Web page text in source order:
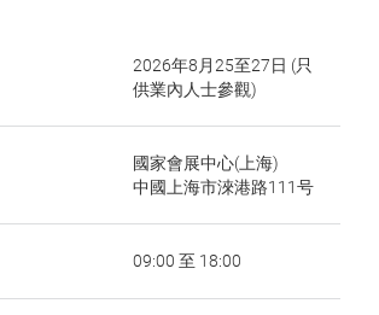
2026年8月25至27日 (只
供業內人士參觀)
國家會展中心(上海)
中國上海市淶港路111号
09:00 至 18:00